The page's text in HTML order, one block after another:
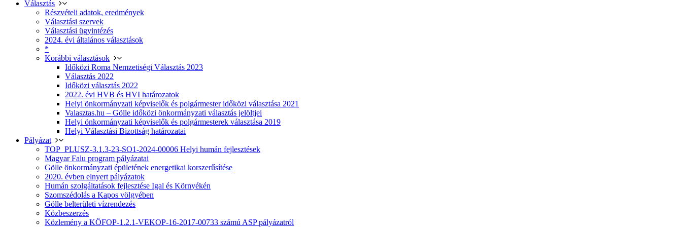
Választás
Részvételi adatok, eredmények
Választási szervek
Választási ügyintézés
2024. évi általános választások
*
Korábbi választások
Időközi Roma Nemzetiségi Választás 2023
Választás 2022
Időközi választás 2022
2022. évi HVB és HVI határozatok
Helyi önkormányzati képviselők és polgármester időközi választása 2021
Valasztas.hu – Gölle időközi önkormányzati választás jelöltjei
Helyi önkormányzati képviselők és polgármesterek választása 2019
Helyi Választási Bizottság határozatai
Pályázat
TOP_PLUSZ-3.1.3-23-SO1-2024-00006 Helyi humán fejlesztések
Magyar Falu program pályázatai
Gölle önkormányzati épületének energetikai korszerűsítése
2020. évben elnyert pályázatok
Humán szolgáltatások fejlesztése Igal és Környékén
Szomszédolás a Kapos völgyében
Gölle belterületi vízrendezés
Közbeszerzés
Közlemény a KÖFOP-1.2.1-VEKOP-16-2017-00733 számú ASP pályázatról